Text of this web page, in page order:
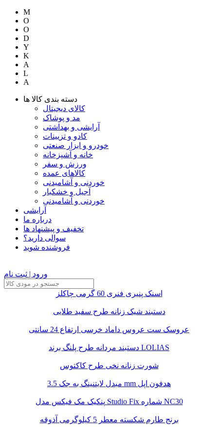
M
O
O
D
Y
K
A
L
A
دسته بندی کالا ها
کالای دیجیتال
مد و پوشاک
آرایشی و بهداشتی
کادو و تزیینات
خودرو و ابزار صنعتی
خانه و آشپزخانه
ورزش و سفر
کالاهای عمده
خوردنی و آشامیدنی
آجیل و خشکبار
خوردنی و آشامیدنی
آرایشی
درباره ما
تخفیف و پیشنهاد ها
سوالی دارید؟
فروشنده شوید
ورود | ثبت نام
اسنک پنیری فنری 60 گرمی چاکلز
دستبند شیک زنانه طرح سفید طلایی
عروسک ست عروس داماد خرسی ارتفاع 24 سانتی
دستبند مردانه طرح پلنگ برند LOLIAS
شورت زنانه نخی طرح کاکتوس
مبدل لایتنینگ به جک 3.5 mm هدفون اپل
پنکیک مک فیکس مدل Studio Fix شماره NC30
برنج طارم شکسته معطر 5 کیلوگرمی آذوقه